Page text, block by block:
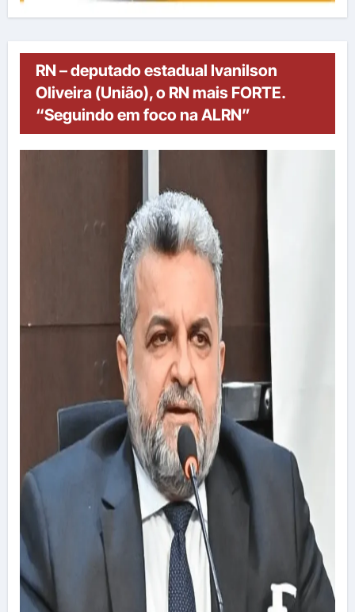
RN – deputado estadual Ivanilson
Oliveira (União), o RN mais FORTE.
“Seguindo em foco na ALRN”